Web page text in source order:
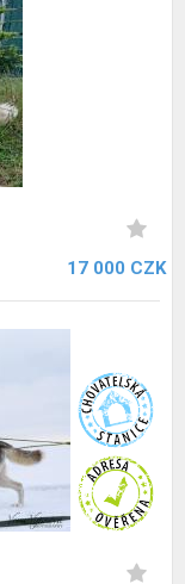
17 000 CZK